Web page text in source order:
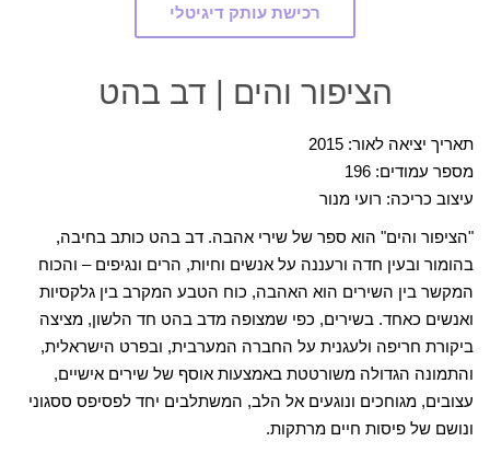
רכישת עותק דיגיטלי
הציפור והים | דב בהט
תאריך יציאה לאור: 2015
מספר עמודים: 196
עיצוב כריכה: רועי מנור
"הציפור והים" הוא ספר של שירי אהבה. דב בהט כותב בחיבה,
בהומור ובעין חדה ורעננה על אנשים וחיות, הרים ונגיפים – והכוח
המקשר בין השירים הוא האהבה, כוח הטבע המקרב בין גלקסיות
ואנשים כאחד. בשירים, כפי שמצופה מדב בהט חד הלשון, מציצה
ביקורת חריפה ולעגנית על החברה המערבית, ובפרט הישראלית,
והתמונה הגדולה משורטטת באמצעות אוסף של שירים אישיים,
עצובים, מגוחכים ונוגעים אל הלב, המשתלבים יחד לפסיפס ססגוני
ונושם של פיסות חיים מרתקות.